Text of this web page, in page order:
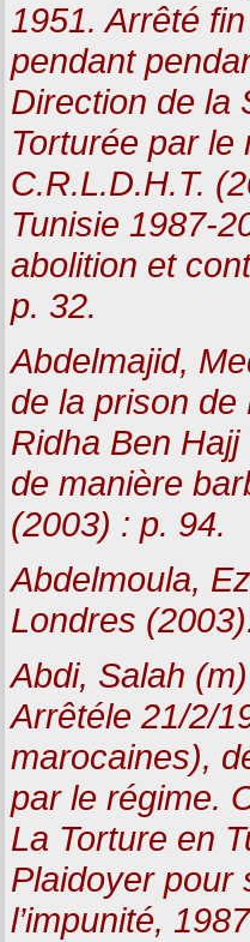
1951. Arrêté
pendant
Direction de la
Torturée par le
C.R.L.D.H.T.
Tunisie 1987-
abolition et
p. 32.
Abdelmajid,
de la prison
Ridha Ben
de manière
(2003) : p. 94.
Abdelmoula,
Londres
Abdi, Salah
Arrêtéle 21/2/
marocaines),
par le régime.
La Torture en
Plaidoyer pour
l’impunité,